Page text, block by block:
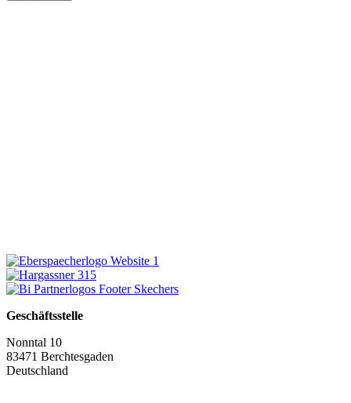
Geschäftsstelle
Nonntal 10
83471 Berchtesgaden
Deutschland